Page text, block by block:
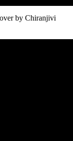
by Chiranjivi